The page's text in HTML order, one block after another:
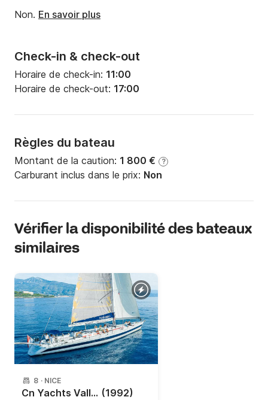
Puissance moteur:75cv
Check-in & check-out
Horaire de check-in: 11:00
Horaire de check-out: 17:00
Règles du bateau
Montant de la caution: 1 800 € ?
Carburant inclus dans le prix: Non
Non. En savoir plus
Vérifier la disponibilité des bateaux
similaires
8 · NICE
Cn Yachts Vallicelli 65' (1992)